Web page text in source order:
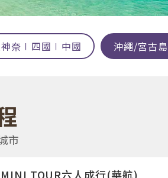
神奈∣四國∣中國 沖繩/宮古島
市
TOUR六人成行(華航)